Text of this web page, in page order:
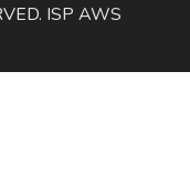
ISP AWS